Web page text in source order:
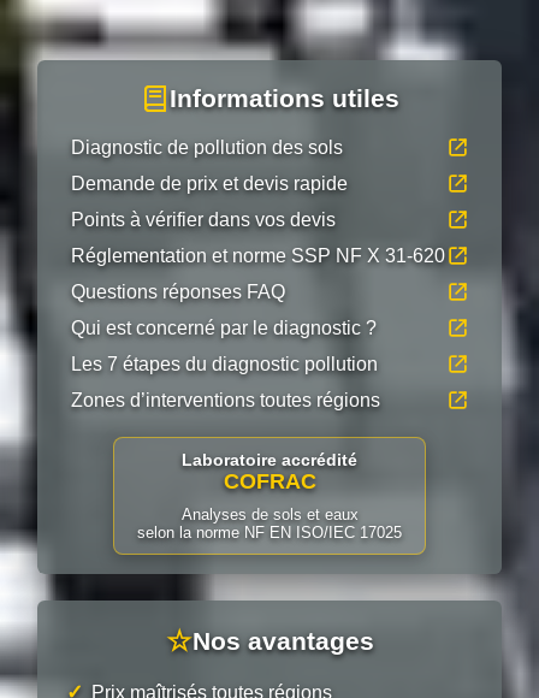
Informations utiles
Diagnostic de pollution des sols
Demande de prix et devis rapide
Points à vérifier dans vos devis
Réglementation et norme SSP NF X 31-620
Questions réponses FAQ
Qui est concerné par le diagnostic ?
Les 7 étapes du diagnostic pollution
Zones d’interventions toutes régions
Laboratoire accrédité
COFRAC
Analyses de sols et eaux
selon la norme NF EN ISO/IEC 17025
☆Nos avantages
✓ Prix maîtrisés toutes régions